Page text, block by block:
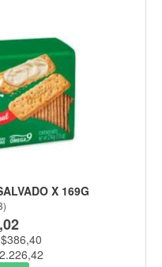
X 169G
)